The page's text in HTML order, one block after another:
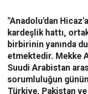
"Anadolu'dan
kardeşlik hattı,
birbirinin yanında
etmektedir. Mekke
Suudi Arabistan
sorumluluğun
Türkiye, Pakistan